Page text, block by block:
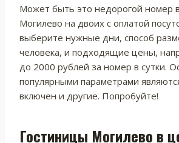
Может быть это недорогой номер
Могилево на двоих с оплатой
выберите нужные дни, способ
человека, и подходящие цены,
до 2000 рублей за номер в сутки.
популярными параметрами
включен и другие. Попробуйте!
Гостиницы Могилево в